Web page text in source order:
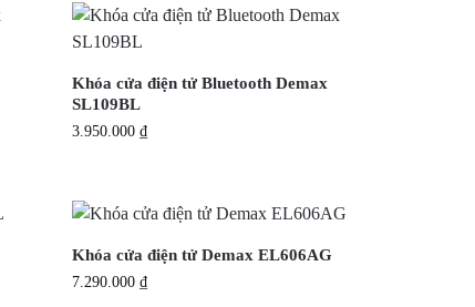
Khóa cửa điện tử Bluetooth Demax
SL109BL
3.950.000₫
Khóa cửa điện tử Demax EL606AG
7.290.000₫